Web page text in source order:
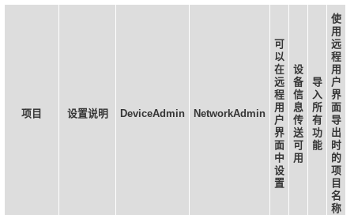
项目 设置说明 DeviceAdmin NetworkAdmin
可
以
在
远
程
用
户
界
面
中
设
置
设
备
信
息
传
送
可
用
导
入
所
有
功
能
使
用
远
程
用
户
界
面
导
出
时
的
项
目
名
称